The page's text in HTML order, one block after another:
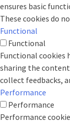
ensures basic
These cookies do
Functional
Functional
Functional
sharing the
collect feedbacks,
Performance
Performance
Performance